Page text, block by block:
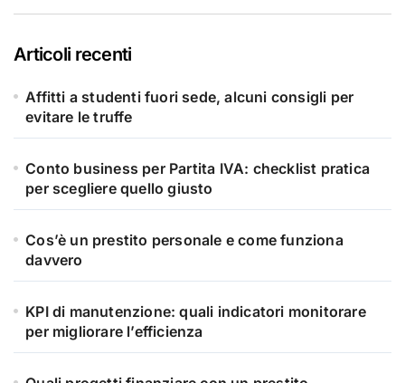
Articoli recenti
Affitti a studenti fuori sede, alcuni consigli per
evitare le truffe
Conto business per Partita IVA: checklist pratica
per scegliere quello giusto
Cos’è un prestito personale e come funziona
davvero
KPI di manutenzione: quali indicatori monitorare
per migliorare l’efficienza